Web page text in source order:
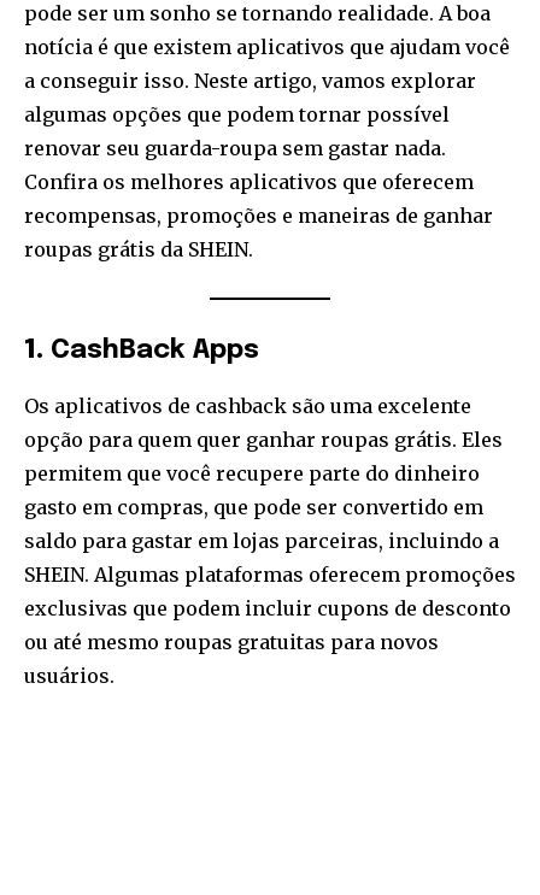
pode ser um sonho se tornando realidade. A boa
notícia é que existem aplicativos que ajudam você
a conseguir isso. Neste artigo, vamos explorar
algumas opções que podem tornar possível
renovar seu guarda-roupa sem gastar nada.
Confira os melhores aplicativos que oferecem
recompensas, promoções e maneiras de ganhar
roupas grátis da SHEIN.
1. CashBack Apps
Os aplicativos de cashback são uma excelente
opção para quem quer ganhar roupas grátis. Eles
permitem que você recupere parte do dinheiro
gasto em compras, que pode ser convertido em
saldo para gastar em lojas parceiras, incluindo a
SHEIN. Algumas plataformas oferecem promoções
exclusivas que podem incluir cupons de desconto
ou até mesmo roupas gratuitas para novos
usuários.